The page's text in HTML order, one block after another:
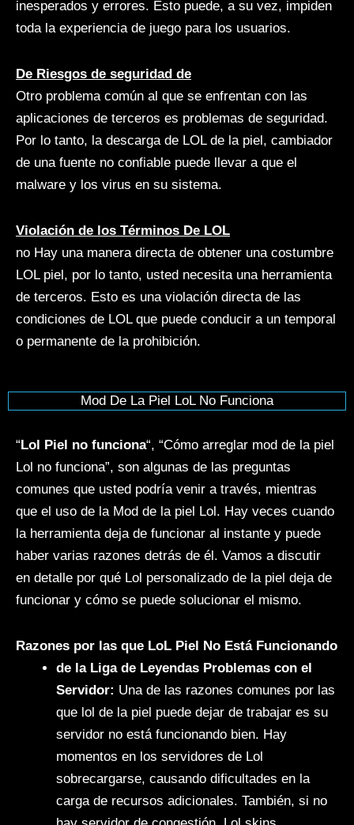
inesperados y errores. Esto puede, a su vez, impiden
toda la experiencia de juego para los usuarios.
De Riesgos de seguridad de
Otro problema común al que se enfrentan con las
aplicaciones de terceros es problemas de seguridad.
Por lo tanto, la descarga de LOL de la piel, cambiador
de una fuente no confiable puede llevar a que el
malware y los virus en su sistema.
Violación de los Términos De LOL
no Hay una manera directa de obtener una costumbre
LOL piel, por lo tanto, usted necesita una herramienta
de terceros. Esto es una violación directa de las
condiciones de LOL que puede conducir a un temporal
o permanente de la prohibición.
Mod De La Piel LoL No Funciona
“ Lol Piel no funciona“, “Cómo arreglar mod de la piel
Lol no funciona”, son algunas de las preguntas
comunes que usted podría venir a través, mientras
que el uso de la Mod de la piel Lol. Hay veces cuando
la herramienta deja de funcionar al instante y puede
haber varias razones detrás de él. Vamos a discutir
en detalle por qué Lol personalizado de la piel deja de
funcionar y cómo se puede solucionar el mismo.
Razones por las que LoL Piel No Está Funcionando
de la Liga de Leyendas Problemas con el
Servidor: Una de las razones comunes por las
que lol de la piel puede dejar de trabajar es su
servidor no está funcionando bien. Hay
momentos en los servidores de Lol
sobrecargarse, causando dificultades en la
carga de recursos adicionales. También, si no